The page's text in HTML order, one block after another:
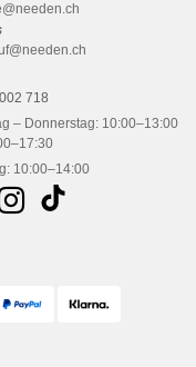
718
– Donnerstag: 10:00–13:00
10:00–14:00